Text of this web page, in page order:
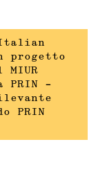
Italian
progetto
PRIN –
PRIN